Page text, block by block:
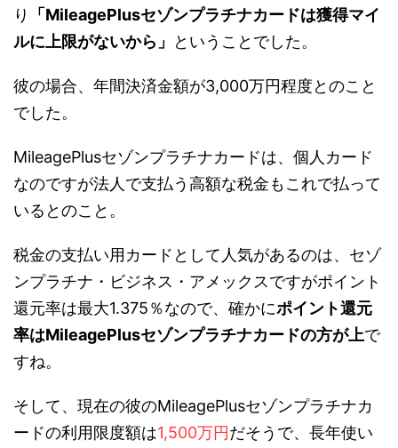
り
「MileagePlusセゾンプラチナカードは獲得マイ
ルに上限がないから」
ということでした。
彼の場合、年間決済金額が3,000万円程度とのこと
でした。
MileagePlusセゾンプラチナカードは、個人カード
なのですが法人で支払う高額な税金もこれで払って
いるとのこと。
税金の支払い用カードとして人気があるのは、セゾ
ンプラチナ・ビジネス・アメックスですがポイント
還元率は最大1.375％なので、確かにポイント還元
率はMileagePlusセゾンプラチナカードの方が上で
すね。
そして、現在の彼のMileagePlusセゾンプラチナカ
ードの利用限度額は1,500万円だそうで、長年使い